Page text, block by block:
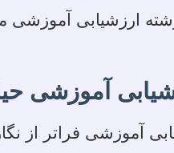
ارزشیابی
آموزشی
آموزشی فراتر